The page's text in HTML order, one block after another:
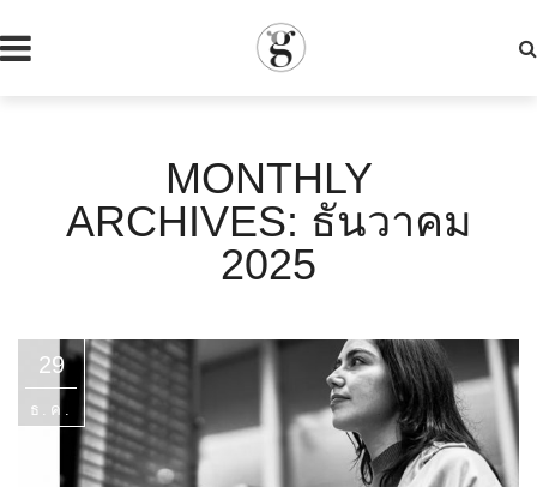
MONTHLY
ARCHIVES: ธันวาคม
2025
29
ธ.ค.